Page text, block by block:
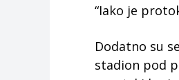
“Iako je
Dodatno su
stadion pod